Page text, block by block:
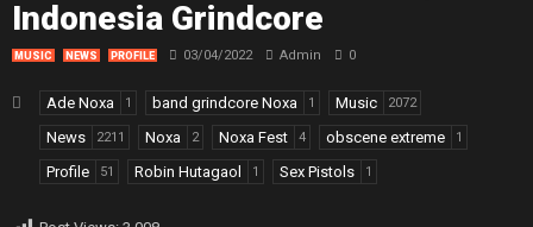
Indonesia Grindcore
MUSIC NEWS PROFILE 03/04/2022 Admin 0
Ade Noxa 1 band grindcore Noxa 1 Music 2072
News 2211 Noxa 2 Noxa Fest 4 obscene extreme 1
Profile 51 Robin Hutagaol 1 Sex Pistols 1